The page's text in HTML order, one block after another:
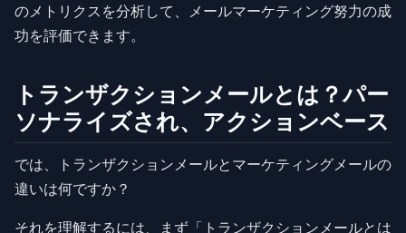
のメトリクスを分析して、メールマーケティング努力の成
功を評価できます。
トランザクションメールとは？パー
ソナライズされ、アクションベース
では、トランザクションメールとマーケティングメールの
違いは何ですか？
それを理解するには、まず「トランザクションメールとは